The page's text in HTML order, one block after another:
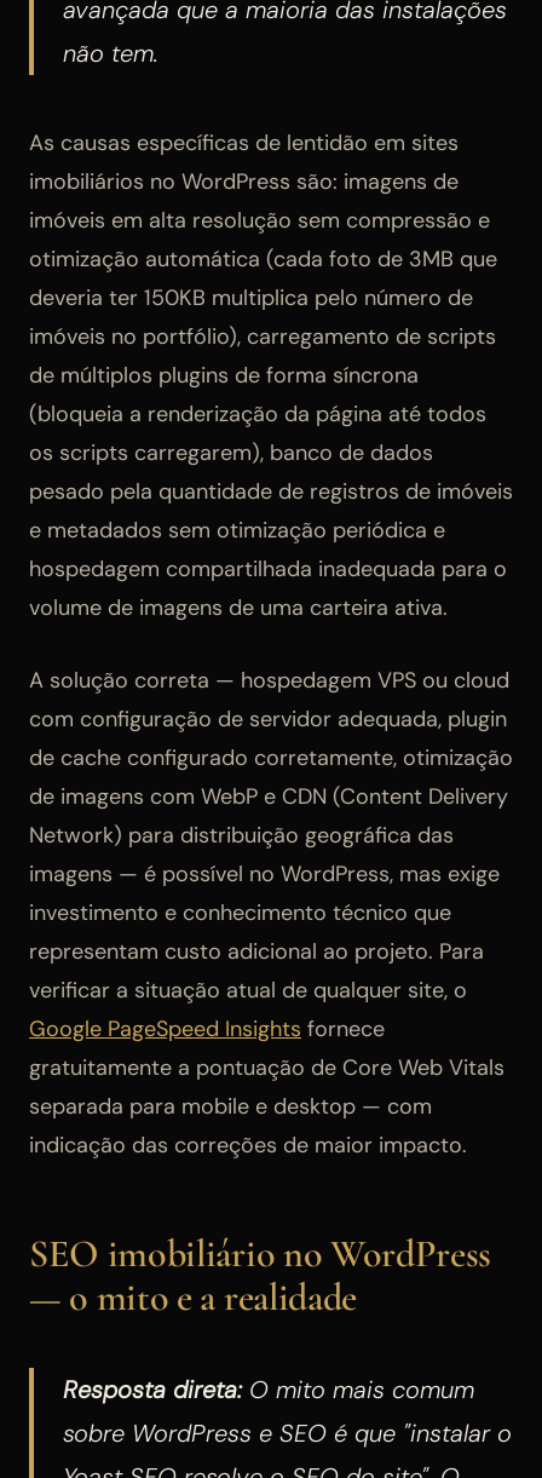
avançada que a maioria das instalações
não tem.
As causas específicas de lentidão em sites
imobiliários no WordPress são: imagens de
imóveis em alta resolução sem compressão e
otimização automática (cada foto de 3MB que
deveria ter 150KB multiplica pelo número de
imóveis no portfólio), carregamento de scripts
de múltiplos plugins de forma síncrona
(bloqueia a renderização da página até todos
os scripts carregarem), banco de dados
pesado pela quantidade de registros de imóveis
e metadados sem otimização periódica e
hospedagem compartilhada inadequada para o
volume de imagens de uma carteira ativa.
A solução correta — hospedagem VPS ou cloud
com configuração de servidor adequada, plugin
de cache configurado corretamente, otimização
de imagens com WebP e CDN (Content Delivery
Network) para distribuição geográfica das
imagens — é possível no WordPress, mas exige
investimento e conhecimento técnico que
representam custo adicional ao projeto. Para
verificar a situação atual de qualquer site, o
Google PageSpeed Insights fornece
gratuitamente a pontuação de Core Web Vitals
separada para mobile e desktop — com
indicação das correções de maior impacto.
SEO imobiliário no WordPress
— o mito e a realidade
Resposta direta:O mito mais comum
sobre WordPress e SEO é que "instalar o